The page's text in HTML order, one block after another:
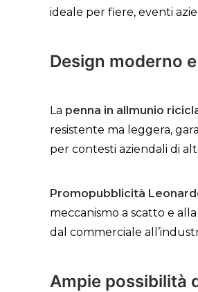
ideale per fiere, eventi
Design moderno
La penna in allmunio
resistente ma leggera,
per contesti aziendali di
Promopubblicità
meccanismo a scatto e
dal commerciale
Ampie possibilità